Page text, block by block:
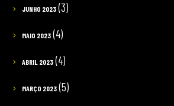
JUNHO 2023(3)
MAIO 2023(4)
ABRIL 2023(4)
MARÇO 2023(5)